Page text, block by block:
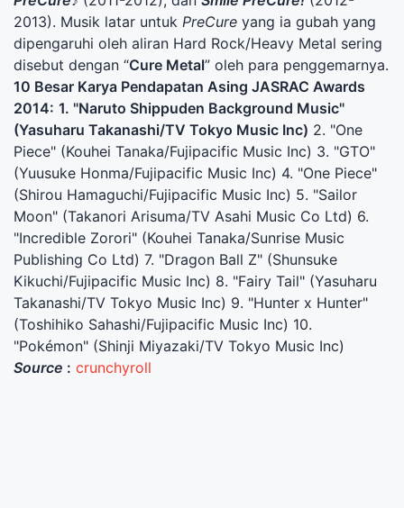
2013). Musik latar untuk PreCure yang ia gubah yang
dipengaruhi oleh aliran Hard Rock/Heavy Metal sering
disebut dengan “Cure Metal” oleh para penggemarnya.
10 Besar Karya Pendapatan Asing JASRAC Awards
2014: 1. "Naruto Shippuden Background Music"
(Yasuharu Takanashi/TV Tokyo Music Inc) 2. "One
Piece" (Kouhei Tanaka/Fujipacific Music Inc) 3. "GTO"
(Yuusuke Honma/Fujipacific Music Inc) 4. "One Piece"
(Shirou Hamaguchi/Fujipacific Music Inc) 5. "Sailor
Moon" (Takanori Arisuma/TV Asahi Music Co Ltd) 6.
"Incredible Zorori" (Kouhei Tanaka/Sunrise Music
Publishing Co Ltd) 7. "Dragon Ball Z" (Shunsuke
Kikuchi/Fujipacific Music Inc) 8. "Fairy Tail" (Yasuharu
Takanashi/TV Tokyo Music Inc) 9. "Hunter x Hunter"
(Toshihiko Sahashi/Fujipacific Music Inc) 10.
"Pokémon" (Shinji Miyazaki/TV Tokyo Music Inc)
Source : crunchyroll